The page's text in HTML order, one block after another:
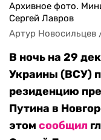
Архивное фото.
Сергей Лавров
Артур Новосильцев
В ночь на 29
Украины (ВСУ)
резиденцию
Путина в
этом сообщил